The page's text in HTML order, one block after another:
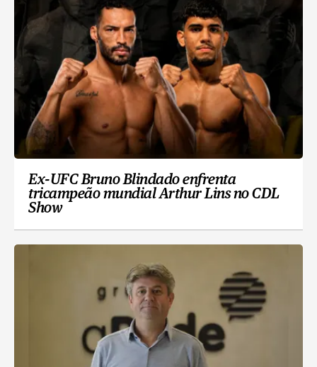
Ex-UFC Bruno Blindado enfrenta
tricampeão mundial Arthur Lins no CDL
Show